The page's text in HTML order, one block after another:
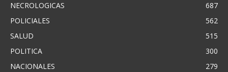
NECROLOGICAS
687
POLICIALES
562
SALUD
515
POLITICA
300
NACIONALES
279